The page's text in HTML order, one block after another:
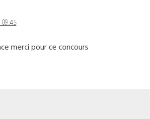
merci pour ce concours